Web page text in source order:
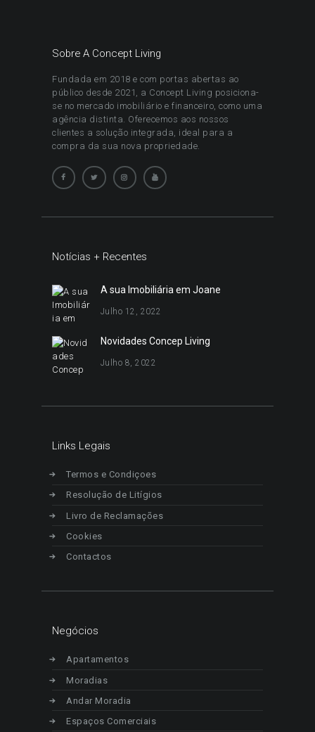
Sobre A Concept Living
Fundada em 2018 e com portas abertas ao
público desde 2021, a Concept Living posiciona-
se no mercado imobiliário e financeiro, como uma
agência distinta. Oferecemos aos nossos
clientes a solução integrada, ideal para a
compra da sua nova propriedade.
Notícias + Recentes
A sua Imobiliária em Joane
Julho 12, 2022
Novidades Concep Living
Julho 8, 2022
Links Legais
Termos e Condiçoes
Resolução de Litígios
Livro de Reclamações
Cookies
Contactos
Negócios
Apartamentos
Moradias
Andar Moradia
Espaços Comerciais